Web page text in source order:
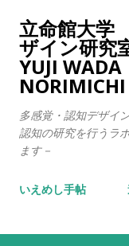
スキッ
立命館大学
ザイン研究
YUJI
NORIMICHI
多感覚・認知デザイ
認知の研究を行うラ
ます－
いえめし手帖